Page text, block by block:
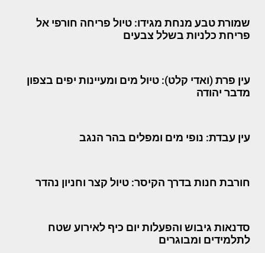
שמורת טבע מנחת מגידו: טיול פריחה חורפי אל
פריחת כלניות בשלל צבעים
עין פרת (ואדי קלט): טיול מים ומעיינות יפים בצפון
מדבר יהודה
עין עבדת: נופי מים ומפלים בהר הנגב
חורבת חנות בדרך הקיסר: טיול קצר וחניון נהדר
סדנאות גיבוש והפעלות יום כיף לאירוע שטח
לתלמידים ומבוגרים